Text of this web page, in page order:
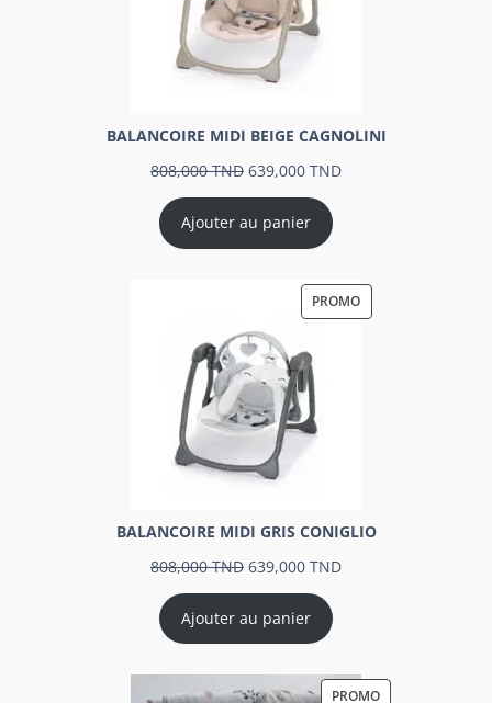
BALANCOIRE MIDI BEIGE CAGNOLINI
808,000TND 639,000 TND
Ajouter au panier
PROMO
BALANCOIRE MIDI GRIS CONIGLIO
808,000TND 639,000 TND
Ajouter au panier
PROMO